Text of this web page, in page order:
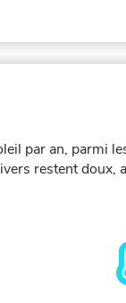
par an, parmi
restent doux,